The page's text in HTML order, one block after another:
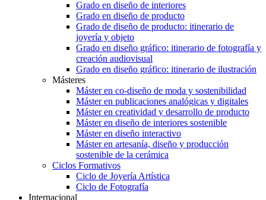
Grado en diseño de interiores
Grado en diseño de producto
Grado de diseño de producto: itinerario de
joyería y objeto
Grado en diseño gráfico: itinerario de fotografía y
creación audiovisual
Grado en diseño gráfico: itinerario de ilustración
Másteres
Máster en co-diseño de moda y sostenibilidad
Máster en publicaciones analógicas y digitales
Máster en creatividad y desarrollo de producto
Máster en diseño de interiores sostenible
Máster en diseño interactivo
Máster en artesanía, diseño y producción
sostenible de la cerámica
Ciclos Formativos
Ciclo de Joyería Artística
Ciclo de Fotografía
Internacional